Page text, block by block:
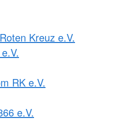
Kreuz e.V.
RK e.V.
e.V.